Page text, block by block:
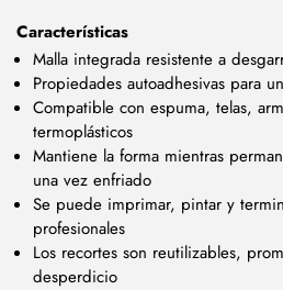
Características
Malla integrada resistente a
Propiedades autoadhesivas para
Compatible con espuma, telas,
termoplásticos
Mantiene la forma mientras
una vez enfriado
Se puede imprimar, pintar y
profesionales
Los recortes son reutilizables,
desperdicio